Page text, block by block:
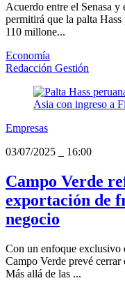
Acuerdo entre el Senasa
permitirá que la palta Hass
110 millone...
Economía
Redacción Gestión
Empresas
03/07/2025
16:00
Campo Verde
exportación de
negocio
Con un enfoque exclusivo
Campo Verde prevé
Más allá de las ...